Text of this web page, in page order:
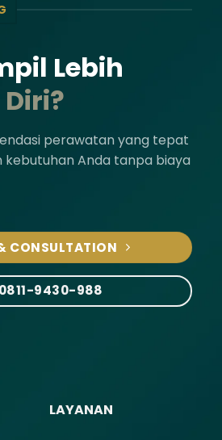
Lebih
perawatan yang tepat
kebutuhan Anda tanpa biaya
CONSULTATION
0811-9430-988
LAYANAN